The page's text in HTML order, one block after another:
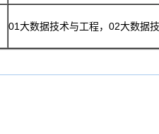
01大数据技术与工程，02大数据